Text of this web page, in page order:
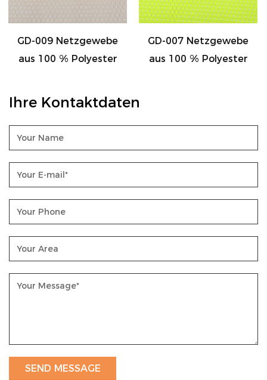
GD-007 Netzgewebe
aus 100 % Polyester
GD-008
aus 100 %
Ihre Kontaktdaten